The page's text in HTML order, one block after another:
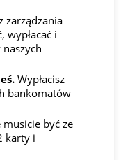
zarządzania
wypłacać i
Wypłacisz
bankomatów
musicie być ze
karty i